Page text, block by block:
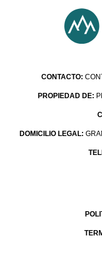
CONTACTO:
PROPIEDAD DE:
DOMICILIO LEGAL: